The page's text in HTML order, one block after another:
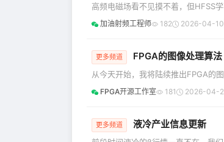
高频电磁场看不见摸不着，但HFSS
符，当你的模型怎么调都不收敛，
一边，是残酷的市场现实：5G通信
加油射频工程师 182 2026-04-10
更多频道 FPGA的图像处理算法
从今天开始，我将陆续推出FPGA的
FPGA开源工作室 181 2026-04-
更多频道 液冷产业信息更新